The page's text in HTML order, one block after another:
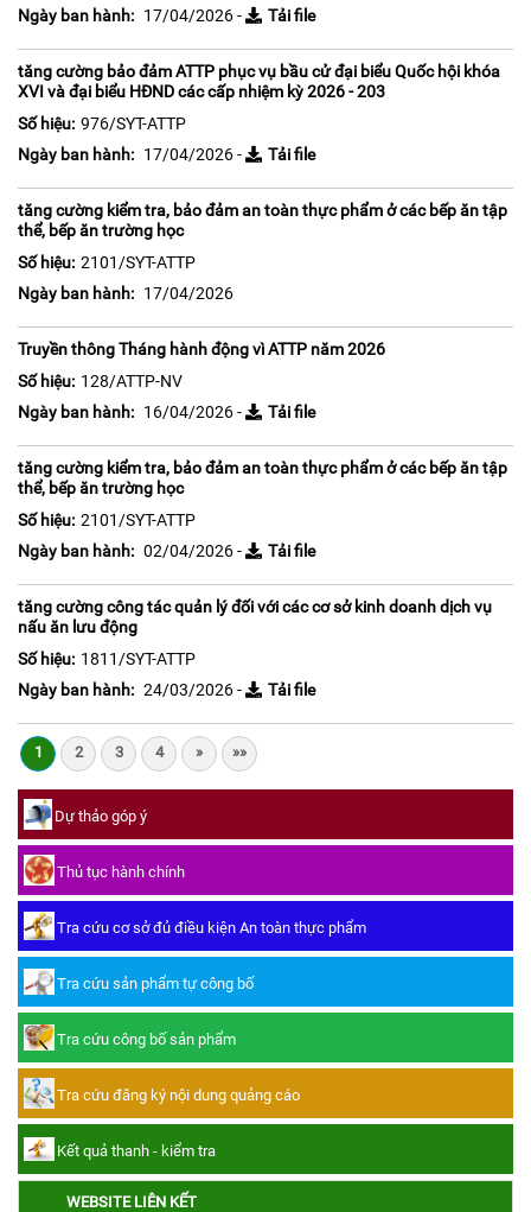
Ngày ban hành: 17/04/2026 - Tải file
tăng cường bảo đảm ATTP phục vụ bầu cử đại biểu Quốc hội khóa
XVI và đại biểu HĐND các cấp nhiệm kỳ 2026 - 203
Số hiệu: 976/SYT-ATTP
Ngày ban hành: 17/04/2026 - Tải file
tăng cường kiểm tra, bảo đảm an toàn thực phẩm ở các bếp ăn tập
thể, bếp ăn trường học
Số hiệu: 2101/SYT-ATTP
Ngày ban hành: 17/04/2026
Truyền thông Tháng hành động vì ATTP năm 2026
Số hiệu: 128/ATTP-NV
Ngày ban hành: 16/04/2026 - Tải file
tăng cường kiểm tra, bảo đảm an toàn thực phẩm ở các bếp ăn tập
thể, bếp ăn trường học
Số hiệu: 2101/SYT-ATTP
Ngày ban hành: 02/04/2026 - Tải file
tăng cường công tác quản lý đối với các cơ sở kinh doanh dịch vụ
nấu ăn lưu động
Số hiệu: 1811/SYT-ATTP
Ngày ban hành: 24/03/2026 - Tải file
1 2 3 4 » »»
Dự thảo góp ý
Thủ tục hành chính
Tra cứu cơ sở đủ điều kiện An toàn thực phẩm
Tra cứu sản phẩm tự công bố
Tra cứu công bố sản phẩm
Tra cứu đăng ký nội dung quảng cáo
Kết quả thanh - kiểm tra
WEBSITE LIÊN KẾT